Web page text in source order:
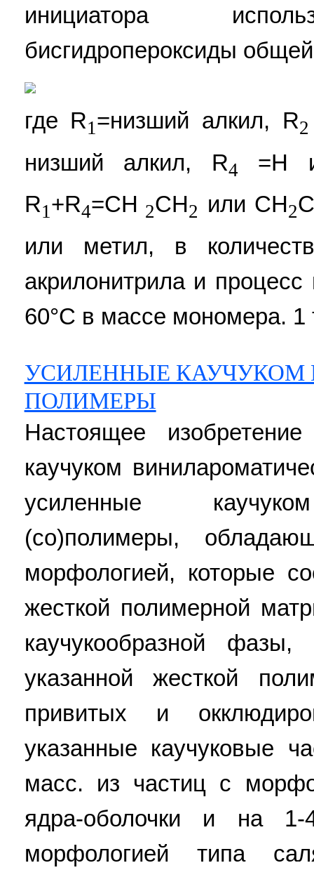
инициатора
бисгидропероксиды
где R1 =низший алкил, R2
низший алкил, R4
=Н
R1 +R4=CH 2CH2 или СН2
или метил, в
акрилонитрила и
60°С в массе мономера. 1
УСИЛЕННЫЕ КАУЧУКОМ
ПОЛИМЕРЫ
Настоящее
каучуком
усиленные
(со)полимеры,
морфологией, которые
жесткой полимерной
каучукообразной фазы,
указанной жесткой
привитых и
указанные каучуковые
масс. из частиц с
ядра-оболочки и на
морфологией типа